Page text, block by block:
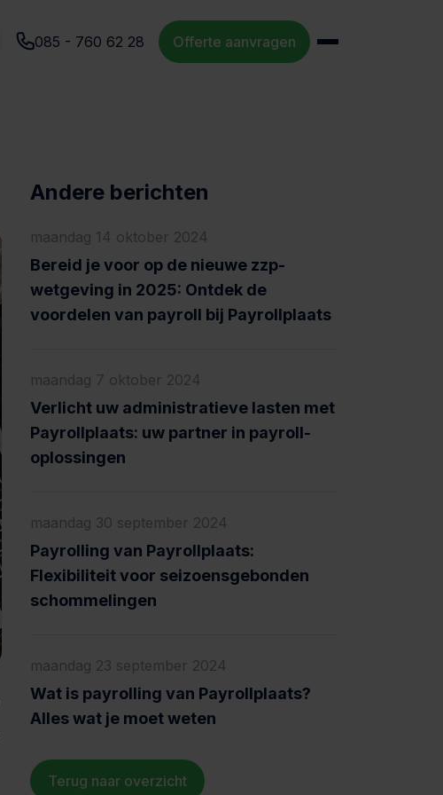
085 - 760 62 28 Offerte aanvragen
Andere berichten
maandag 14 oktober 2024
Bereid je voor op de nieuwe zzp-
wetgeving in 2025: Ontdek de
voordelen van payroll bij Payrollplaats
maandag 7 oktober 2024
Verlicht uw administratieve lasten met
Payrollplaats: uw partner in payroll-
oplossingen
maandag 30 september 2024
Payrolling van Payrollplaats:
Flexibiliteit voor seizoensgebonden
schommelingen
maandag 23 september 2024
Wat is payrolling van Payrollplaats?
Alles wat je moet weten
Terug naar overzicht